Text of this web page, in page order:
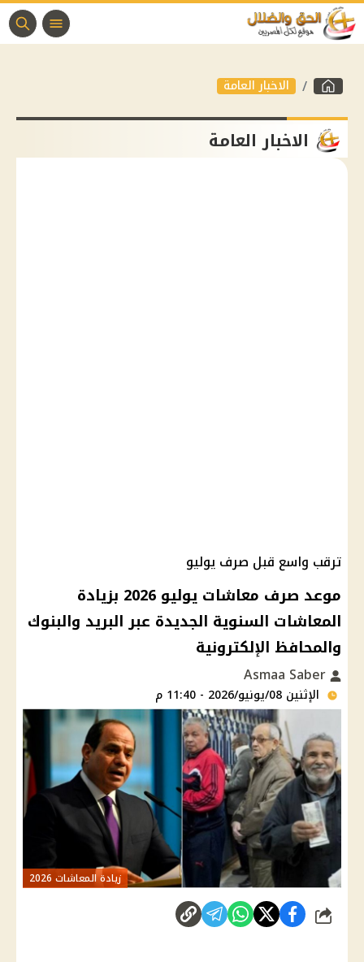
الاخبار العامة
الاخبار العامة
ترقب واسع قبل صرف يوليو
موعد صرف معاشات يوليو 2026 بزيادة
المعاشات السنوية الجديدة عبر البريد والبنوك
والمحافظ الإلكترونية
الإثنين 08/يونيو/2026 - 11:40 م
زيادة المعاشات 2026
شارك